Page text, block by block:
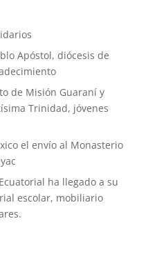
Apóstol, diócesis de
de Misión Guaraní y
Trinidad, jóvenes
el envío al Monasterio
ha llegado a su
escolar, mobiliario